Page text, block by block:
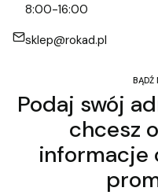
8:00-16:00
sklep@rokad.pl
BĄDŹ
Podaj swój
chcesz
informacje